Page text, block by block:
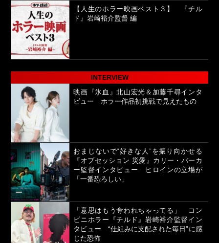
【人生のホラー映画ベスト３】 『チル
ド』岩崎裕介監督 編
INTERVIEW
映画『氷血』北山宏光＆加藤千尋インタ
ビュー ホラー作品初挑戦で見えたもの
おまじないで“好きな人”を振り向かせる
『オブセッション 災愛』カリー・バーカ
ー監督インタビュー ヒロインの立場が
「一番恐ろしい」
「意思はもう奪われちゃってる」 コン
ビニホラー『チルド』岩崎裕介監督イン
タビュー “仕組みに支配された毎日”に感
じた恐怖